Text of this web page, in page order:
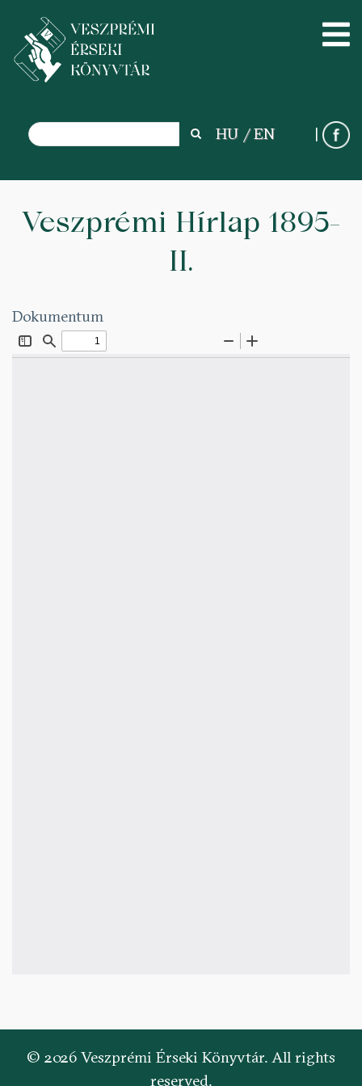
tartalomra
Search
Search HU EN
Veszprémi Hírlap 1895-
II.
Dokumentum
© 2026 Veszprémi Érseki Könyvtár. All rights
reserved.